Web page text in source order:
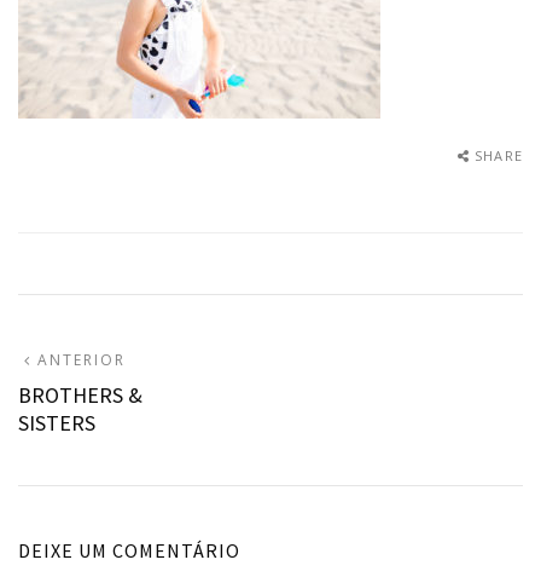
SHARE
Navegação
de
ANTERIOR
ANTERIOR:
BROTHERS &
SISTERS
DEIXE UM COMENTÁRIO